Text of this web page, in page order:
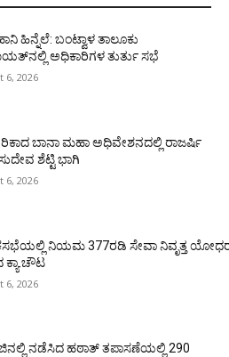
ಹಿನ್ನೆಲೆ: ಬಂಟ್ವಾಳ ತಾಲೂಕು
ಅಧಿಕಾರಿಗಳ ತುರ್ತು ಸಭೆ
6, 2026
ಬಾನಾ ಮಹಾ ಅಧಿವೇಶನದಲ್ಲಿ ರಾಜರ್ಷಿ
ಶೆಟ್ಟಿ ಭಾಗಿ
6, 2026
ನಿಯಮ 377ರಡಿ ಸೇವಾ ನಿವೃತ್ತ
ಕ್ಯಾ.ಚೌಟ
6, 2026
ನಡೆಸಿದ ಹಠಾತ್ ತಪಾಸಣೆಯಲ್ಲಿ 290